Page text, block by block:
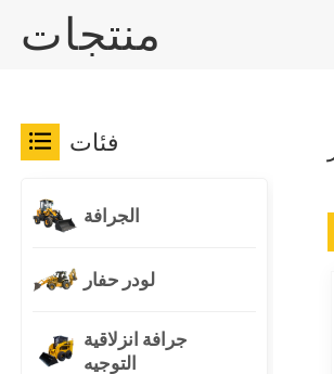
منتجات
فئات
الجرافة
لودر حفار
جرافة انزلاقية
التوجيه